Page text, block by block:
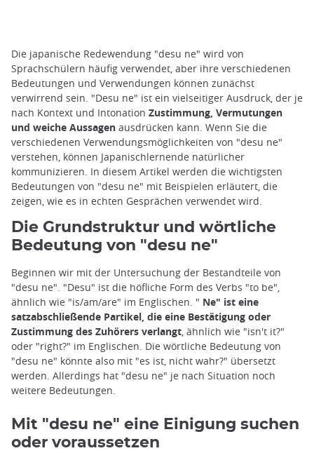
Die japanische Redewendung "desu ne" wird von
Sprachschülern häufig verwendet, aber ihre verschiedenen
Bedeutungen und Verwendungen können zunächst
verwirrend sein. "Desu ne" ist ein vielseitiger Ausdruck, der je
nach Kontext und Intonation Zustimmung, Vermutungen
und weiche Aussagen ausdrücken kann. Wenn Sie die
verschiedenen Verwendungsmöglichkeiten von "desu ne"
verstehen, können Japanischlernende natürlicher
kommunizieren. In diesem Artikel werden die wichtigsten
Bedeutungen von "desu ne" mit Beispielen erläutert, die
zeigen, wie es in echten Gesprächen verwendet wird.
Die Grundstruktur und wörtliche
Bedeutung von "desu ne"
Beginnen wir mit der Untersuchung der Bestandteile von
"desu ne". "Desu" ist die höfliche Form des Verbs "to be",
ähnlich wie "is/am/are" im Englischen. " Ne" ist eine
satzabschließende Partikel, die eine Bestätigung oder
Zustimmung des Zuhörers verlangt, ähnlich wie "isn't it?"
oder "right?" im Englischen. Die wörtliche Bedeutung von
"desu ne" könnte also mit "es ist, nicht wahr?" übersetzt
werden. Allerdings hat "desu ne" je nach Situation noch
weitere Bedeutungen.
Mit "desu ne" eine Einigung suchen
oder voraussetzen